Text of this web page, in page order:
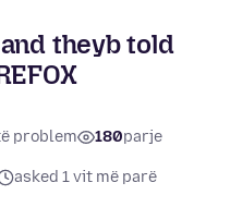
theyb told
problem 180parje
asked 1 vit më parë